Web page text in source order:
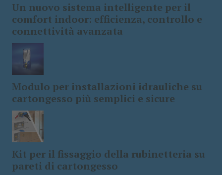
Un nuovo sistema intelligente per il
comfort indoor: efficienza, controllo e
connettività avanzata
Modulo per installazioni idrauliche su
cartongesso più semplici e sicure
Kit per il fissaggio della rubinetteria su
pareti di cartongesso